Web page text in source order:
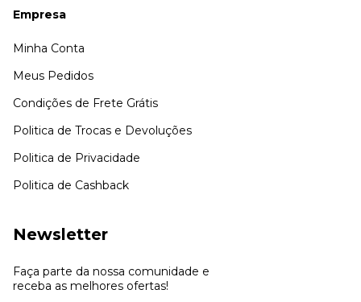
Empresa
Minha Conta
Meus Pedidos
Condições de Frete Grátis
Politica de Trocas e Devoluções
Politica de Privacidade
Politica de Cashback
Newsletter
Faça parte da nossa comunidade e
receba as melhores ofertas!